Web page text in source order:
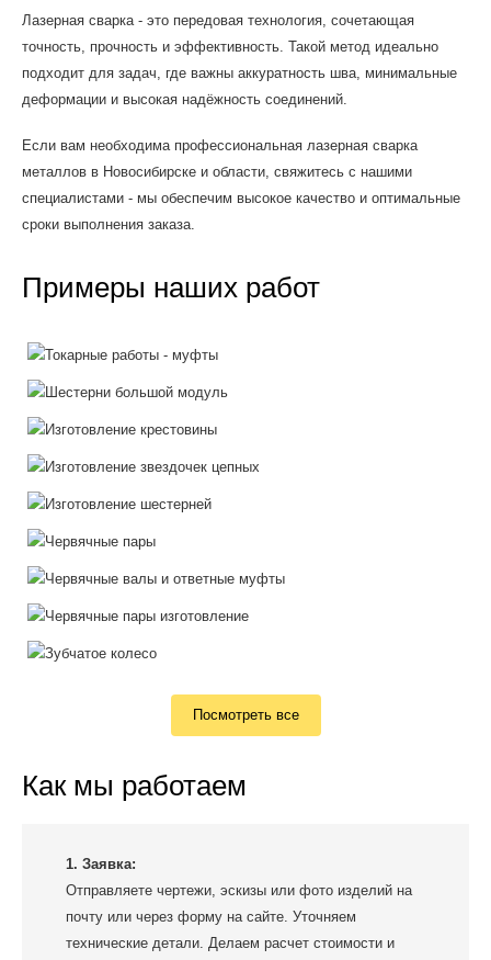
Лазерная сварка - это передовая технология, сочетающая
точность, прочность и эффективность. Такой метод идеально
подходит для задач, где важны аккуратность шва, минимальные
деформации и высокая надёжность соединений.
Если вам необходима профессиональная лазерная сварка
металлов в Новосибирске и области, свяжитесь с нашими
специалистами - мы обеспечим высокое качество и оптимальные
сроки выполнения заказа.
Примеры наших работ
Посмотреть все
Как мы работаем
1. Заявка:
Отправляете чертежи, эскизы или фото изделий на
почту или через форму на сайте. Уточняем
технические детали. Делаем расчет стоимости и